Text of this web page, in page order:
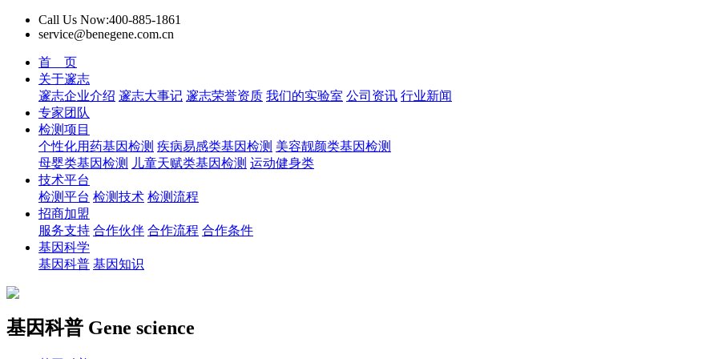
Call Us Now:400-885-1861
service@benegene.com.cn
首 页
关于邃志
邃志企业介绍 邃志大事记 邃志荣誉资质 我们的实验室 公司资讯 行业新闻
专家团队
检测项目
个性化用药基因检测 疾病易感类基因检测 美容靓颜类基因检测
母婴类基因检测
儿童天赋类基因检测 运动健身类
技术平台
检测平台 检测技术 检测流程
招商加盟
服务支持 合作伙伴 合作流程 合作条件
基因科学
基因科普 基因知识
基因科普 Gene science